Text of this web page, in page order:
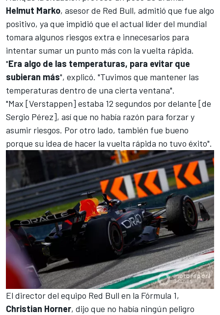
Helmut Marko, asesor de Red Bull, admitió que fue algo
positivo, ya que impidió que el actual líder del mundial
tomara algunos riesgos extra e innecesarios para
intentar sumar un punto más con la vuelta rápida.
"Era algo de las temperaturas, para evitar que
subieran más", explicó. "Tuvimos que mantener las
temperaturas dentro de una cierta ventana".
"Max [Verstappen] estaba 12 segundos por delante [de
Sergio Pérez], así que no había razón para forzar y
asumir riesgos. Por otro lado, también fue bueno
porque su idea de hacer la vuelta rápida no tuvo éxito".
El director del equipo Red Bull en la Fórmula 1,
Christian Horner, dijo que no había ningún peligro